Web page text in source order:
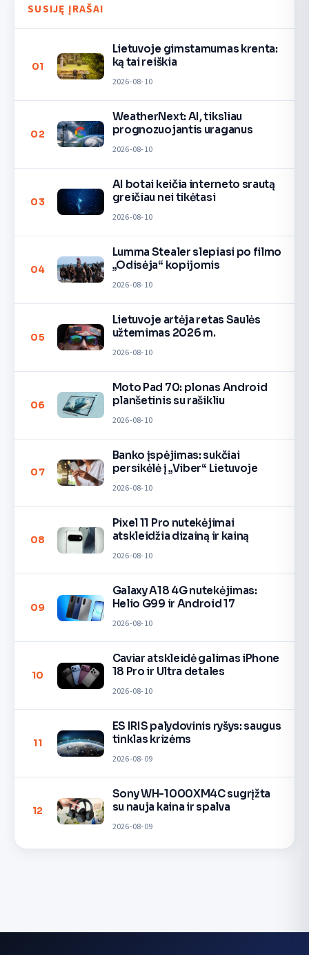
SUSIJĘ ĮRAŠAI
01
Lietuvoje gimstamumas krenta:
ką tai reiškia
2026-08-10
02
WeatherNext: AI, tiksliau
prognozuojantis uraganus
2026-08-10
03
AI botai keičia interneto srautą
greičiau nei tikėtasi
2026-08-10
04
Lumma Stealer slepiasi po filmo
„Odisėja“ kopijomis
2026-08-10
05
Lietuvoje artėja retas Saulės
užtemimas 2026 m.
2026-08-10
06
Moto Pad 70: plonas Android
planšetinis su rašikliu
2026-08-10
07
Banko įspėjimas: sukčiai
persikėlė į „Viber“ Lietuvoje
2026-08-10
08
Pixel 11 Pro nutekėjimai
atskleidžia dizainą ir kainą
2026-08-10
09
Galaxy A18 4G nutekėjimas:
Helio G99 ir Android 17
2026-08-10
10
Caviar atskleidė galimas iPhone
18 Pro ir Ultra detales
2026-08-10
11
ES IRIS palydovinis ryšys: saugus
tinklas krizėms
2026-08-09
12
Sony WH-1000XM4C sugrįžta
su nauja kaina ir spalva
2026-08-09